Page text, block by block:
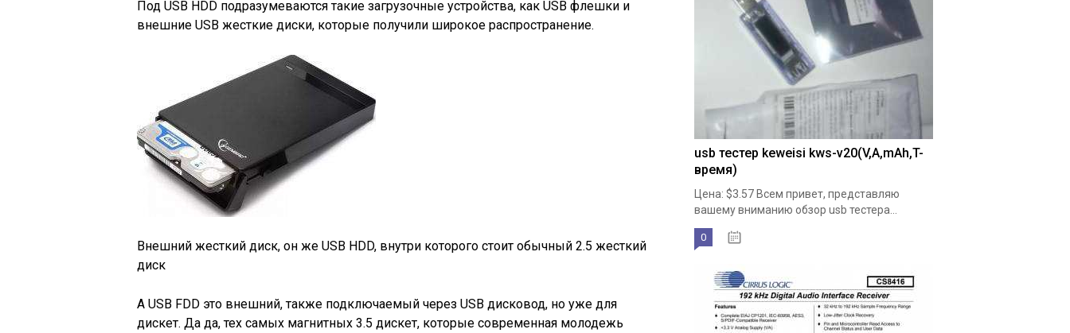
Под USB HDD подразумеваются такие загрузочные устройства, как USB флешки и
внешние USB жесткие диски, которые получили широкое распространение.
Внешний жесткий диск, он же USB HDD, внутри которого стоит обычный 2.5 жесткий
диск
А USB FDD это внешний, также подключаемый через USB дисковод, но уже для
дискет. Да да, тех самых магнитных 3.5 дискет, которые современная молодежь
usb тестер keweisi kws-v20(V,A,mAh,T-
время)
Цена: $3.57 Всем привет, представляю
вашему вниманию обзор usb тестера...
0